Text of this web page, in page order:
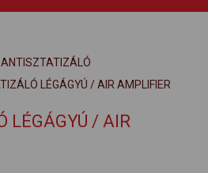
ANTISZTATIZÁLÓ
LÉGÁGYÚ / AIR AMPLIFIER
LÉGÁGYÚ / AIR